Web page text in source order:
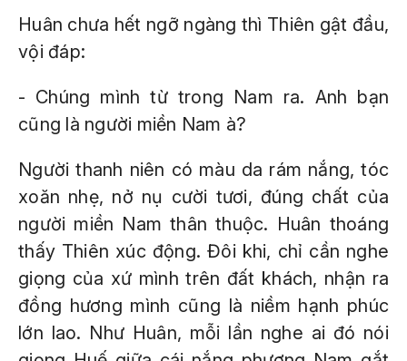
Huân chưa hết ngỡ ngàng thì Thiên gật đầu,
vội đáp:
- Chúng mình từ trong Nam ra. Anh bạn
cũng là người miền Nam à?
Người thanh niên có màu da rám nắng, tóc
xoăn nhẹ, nở nụ cười tươi, đúng chất của
người miền Nam thân thuộc. Huân thoáng
thấy Thiên xúc động. Đôi khi, chỉ cần nghe
giọng của xứ mình trên đất khách, nhận ra
đồng hương mình cũng là niềm hạnh phúc
lớn lao. Như Huân, mỗi lần nghe ai đó nói